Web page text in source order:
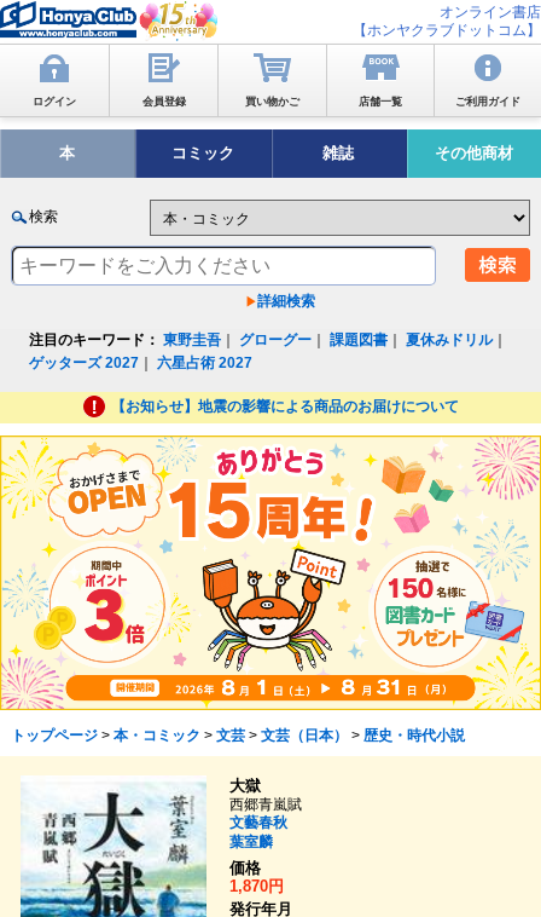
オンライン書店
【ホンヤクラブドットコム】
ログイン 会員登録 買い物かご 店舗一覧 ご利用ガイド
本 コミック 雑誌 その他商材
検索
詳細検索
注目のキーワード： 東野圭吾 グローグー ｜課題図書 ｜夏休みドリル｜
ゲッターズ 2027 ｜六星占術 2027
【お知らせ】地震の影響による商品のお届けについて
トップページ> 本・コミック > 文芸> 文芸（日本） > 歴史・時代小説
大獄
西郷青嵐賦
文藝春秋
葉室麟
価格
1,870円
発行年月